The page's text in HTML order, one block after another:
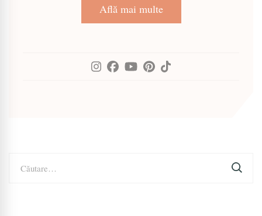
Află mai multe
după: